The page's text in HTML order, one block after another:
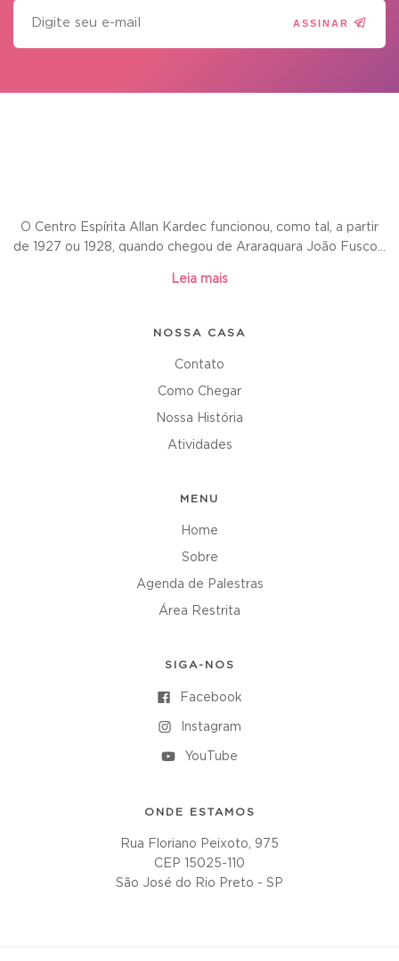
ASSINAR
O Centro Espírita Allan Kardec funcionou, como tal, a partir
de 1927 ou 1928, quando chegou de Araraquara João Fusco...
Leia mais
NOSSA CASA
Contato
Como Chegar
Nossa História
Atividades
MENU
Home
Sobre
Agenda de Palestras
Área Restrita
SIGA-NOS
Facebook
Instagram
YouTube
ONDE ESTAMOS
Rua Floriano Peixoto, 975
CEP 15025-110
São José do Rio Preto - SP